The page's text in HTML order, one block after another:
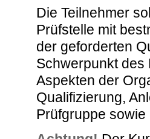
Die Teilnehmer
Prüfstelle mit
der geforderten
Schwerpunkt des
Aspekten der
Qualifizierung,
Prüfgruppe